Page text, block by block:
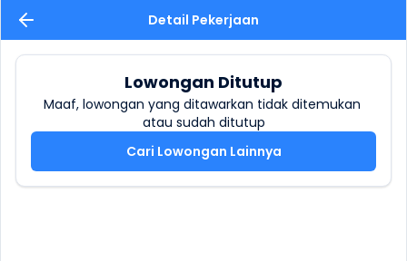
Detail Pekerjaan
Lowongan Ditutup
Maaf, lowongan yang ditawarkan tidak ditemukan
atau sudah ditutup
Cari Lowongan Lainnya